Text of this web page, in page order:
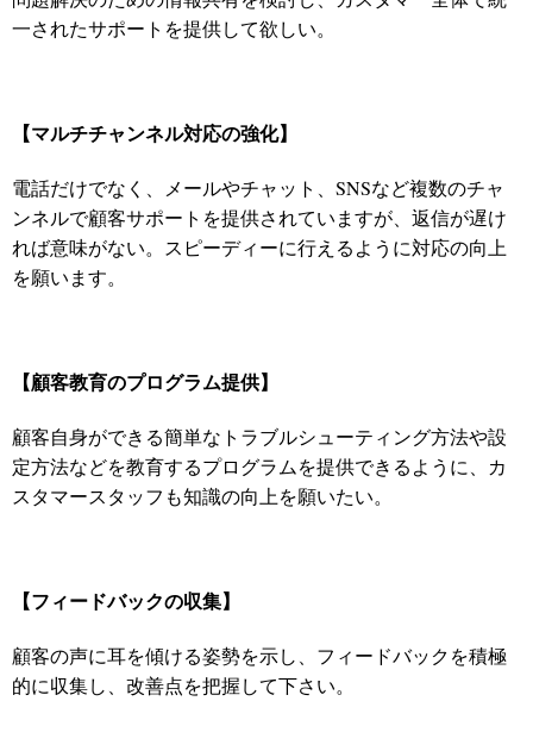
一されたサポートを提供して欲しい。
【マルチチャンネル対応の強化】
電話だけでなく、メールやチャット、SNSなど複数のチャ
ンネルで顧客サポートを提供されていますが、返信が遅け
れば意味がない。スピーディーに行えるように対応の向上
を願います。
【顧客教育のプログラム提供】
顧客自身ができる簡単なトラブルシューティング方法や設
定方法などを教育するプログラムを提供できるように、カ
スタマースタッフも知識の向上を願いたい。
【フィードバックの収集】
顧客の声に耳を傾ける姿勢を示し、フィードバックを積極
的に収集し、改善点を把握して下さい。